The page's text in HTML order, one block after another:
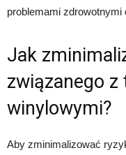
problemami zdrowotnymi
Jak
związanego z
winylowymi?
Aby zminimalizować